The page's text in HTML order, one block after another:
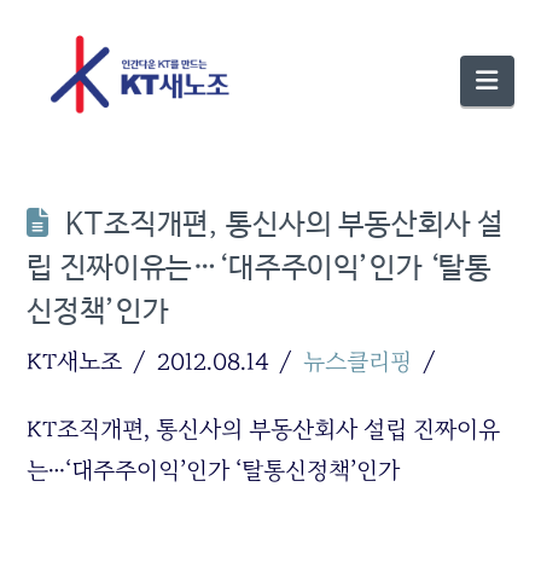
KT조직개편, 통신사의 부동산회사 설
립 진짜이유는…‘대주주이익’인가 ‘탈통
신정책’인가
KT새노조 2012.08.14 뉴스클리핑
KT조직개편, 통신사의 부동산회사 설립 진짜이유
는…‘대주주이익’인가 ‘탈통신정책’인가